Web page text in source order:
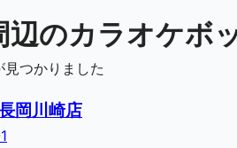
辺のカラオケボ
つかりました
岡川崎店